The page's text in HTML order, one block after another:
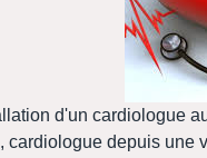
d'un cardiologue
cardiologue depuis